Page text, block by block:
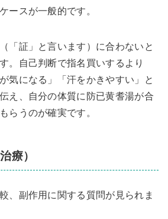
ースが一般的です。
「証」と言います）に合わないと
。自己判断で指名買いするより
気になる」「汗をかきやすい」と
え、自分の体質に防已黄耆湯が合
らうのが確実です。
療）
、副作用に関する質問が見られま